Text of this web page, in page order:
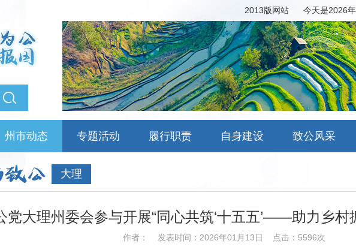
2013版网站 今天是2026
州市动态 专题活动 履行职责 自身建设 致公风采
大理
党大理州委会参与开展“同心共筑‘十五五’——助力乡村
作者： 发表时间：2026年01月13日 点击：5596次